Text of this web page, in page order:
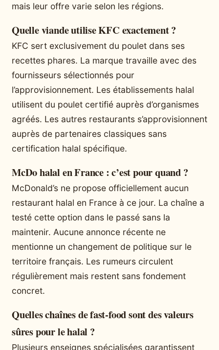
mais leur offre varie selon les régions.
Quelle viande utilise KFC exactement ?
KFC sert exclusivement du poulet dans ses
recettes phares. La marque travaille avec des
fournisseurs sélectionnés pour
l’approvisionnement. Les établissements halal
utilisent du poulet certifié auprès d’organismes
agréés. Les autres restaurants s’approvisionnent
auprès de partenaires classiques sans
certification halal spécifique.
McDo halal en France : c’est pour quand ?
McDonald’s ne propose officiellement aucun
restaurant halal en France à ce jour. La chaîne a
testé cette option dans le passé sans la
maintenir. Aucune annonce récente ne
mentionne un changement de politique sur le
territoire français. Les rumeurs circulent
régulièrement mais restent sans fondement
concret.
Quelles chaînes de fast-food sont des valeurs
sûres pour le halal ?
Plusieurs enseignes spécialisées garantissent